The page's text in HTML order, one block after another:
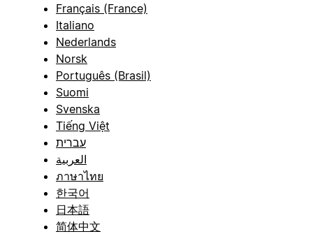
Français (France)
Italiano
Nederlands
Norsk
Português (Brasil)
Suomi
Svenska
Tiếng Việt
עברית
العربية
ภาษาไทย
한국어
日本語
简体中文